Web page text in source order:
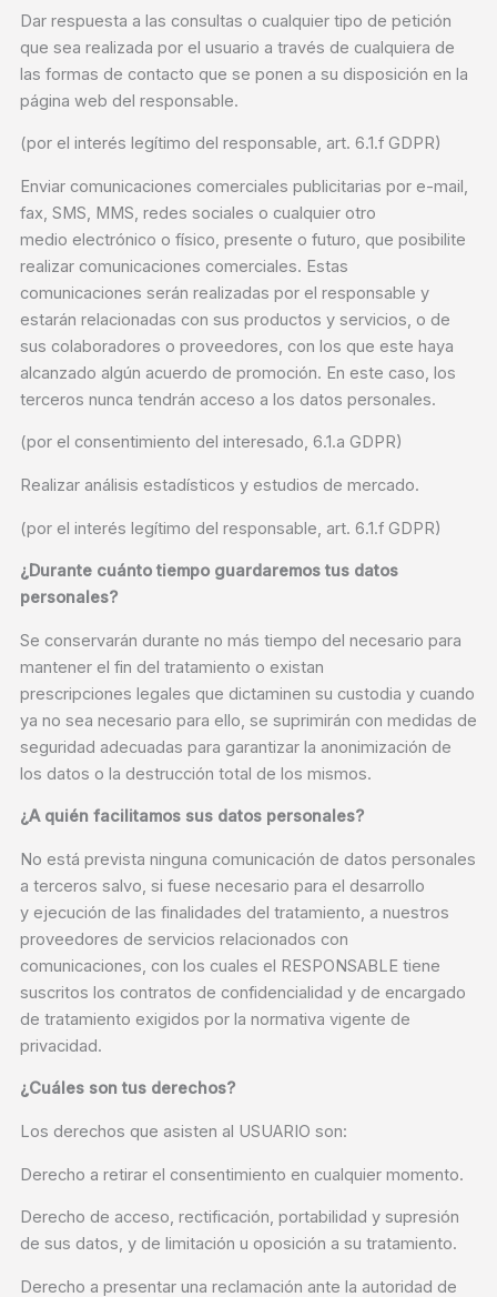
Dar respuesta a las consultas o cualquier tipo de petición
que sea realizada por el usuario a través de cualquiera de
las formas de contacto que se ponen a su disposición en la
página web del responsable.
(por el interés legítimo del responsable, art. 6.1.f GDPR)
Enviar comunicaciones comerciales publicitarias por e-mail,
fax, SMS, MMS, redes sociales o cualquier otro
medio electrónico o físico, presente o futuro, que posibilite
realizar comunicaciones comerciales. Estas
comunicaciones serán realizadas por el responsable y
estarán relacionadas con sus productos y servicios, o de
sus colaboradores o proveedores, con los que este haya
alcanzado algún acuerdo de promoción. En este caso, los
terceros nunca tendrán acceso a los datos personales.
(por el consentimiento del interesado, 6.1.a GDPR)
Realizar análisis estadísticos y estudios de mercado.
(por el interés legítimo del responsable, art. 6.1.f GDPR)
¿Durante cuánto tiempo guardaremos tus datos
personales?
Se conservarán durante no más tiempo del necesario para
mantener el fin del tratamiento o existan
prescripciones legales que dictaminen su custodia y cuando
ya no sea necesario para ello, se suprimirán con medidas de
seguridad adecuadas para garantizar la anonimización de
los datos o la destrucción total de los mismos.
¿A quién facilitamos sus datos personales?
No está prevista ninguna comunicación de datos personales
a terceros salvo, si fuese necesario para el desarrollo
y ejecución de las finalidades del tratamiento, a nuestros
proveedores de servicios relacionados con
comunicaciones, con los cuales el RESPONSABLE tiene
suscritos los contratos de confidencialidad y de encargado
de tratamiento exigidos por la normativa vigente de
privacidad.
¿Cuáles son tus derechos?
Los derechos que asisten al USUARIO son:
Derecho a retirar el consentimiento en cualquier momento.
Derecho de acceso, rectificación, portabilidad y supresión
de sus datos, y de limitación u oposición a su tratamiento.
Derecho a presentar una reclamación ante la autoridad de